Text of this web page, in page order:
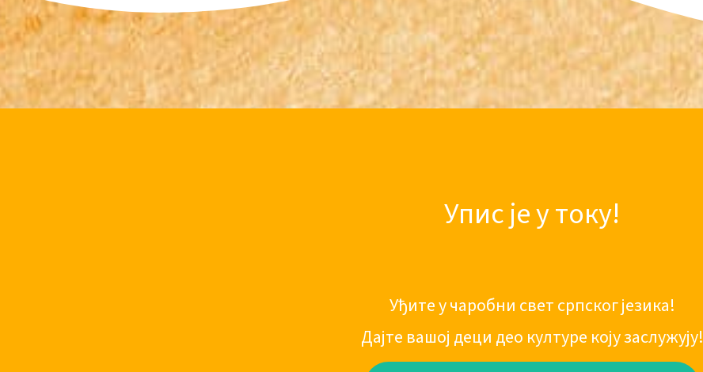
Упис је у току!
Уђите у чаробни свет српског језика!
Дајте вашој деци део културе коју заслужују!